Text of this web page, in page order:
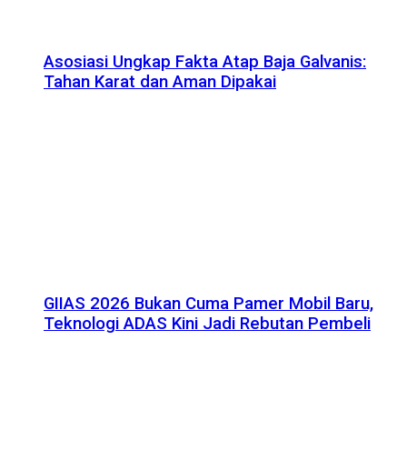
Asosiasi Ungkap Fakta Atap Baja Galvanis:
Tahan Karat dan Aman Dipakai
GIIAS 2026 Bukan Cuma Pamer Mobil Baru,
Teknologi ADAS Kini Jadi Rebutan Pembeli